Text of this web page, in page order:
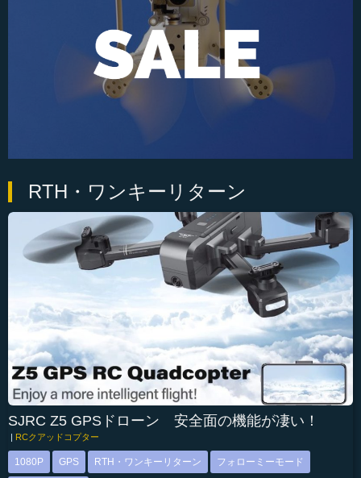
RTH・ワンキーリターン
SJRC Z5 GPSドローン 安全面の機能が凄い！
| RCクアッドコプター
1080P GPS RTH・ワンキーリターン フォローミーモード